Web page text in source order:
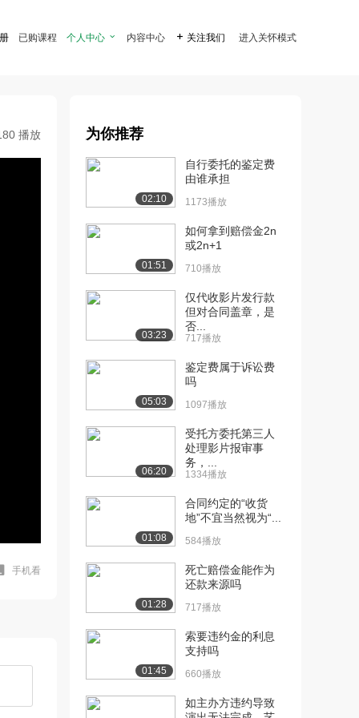
已购课程 个人中心  内容中心  关注我们 进入关怀模式
播放
手机看
为你推荐
02:10
自行委托的鉴定费
由谁承担
1173播放
01:51
如何拿到赔偿金2n
或2n+1
710播放
03:23
仅代收影片发行款
但对合同盖章，是
否...
717播放
05:03
鉴定费属于诉讼费
吗
1097播放
06:20
受托方委托第三人
处理影片报审事
务，...
1334播放
01:08
合同约定的“收货
地”不宜当然视为“...
584播放
01:28
死亡赔偿金能作为
还款来源吗
717播放
01:45
索要违约金的利息
支持吗
660播放
如主办方违约导致